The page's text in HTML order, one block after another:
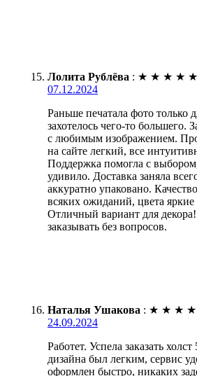
Лолита Рублёва : ★ ★ ★ ★ ★
07.12.2024
Раньше печатала фото только
захотелось чего-то большего.
с любимым изображением.
на сайте легкий, все
Поддержка помогла с
удивило. Доставка заняла
аккуратно упаковано.
всяких ожиданий, цвета
Отличный вариант для
заказывать без вопросов.
Наталья Ушакова : ★ ★ ★ ★
24.09.2024
Работет. Успела заказать
дизайна был легким, сервис
оформлен быстро, никаких